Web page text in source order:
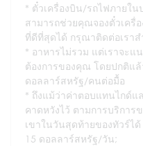
ตั๋วเครื่องบิน/รถไฟภายใน
สามารถช่วยคุณจองตั๋วเครื่
ที่ดีที่สุดได้ กรุณาติดต่อเราส
อาหารไม่รวม แต่เราจะ
ต้องการของคุณ โดยปกติแ
ดอลลาร์สหรัฐ/คนต่อมื้อ
ถึงแม้ว่าค่าตอบแทนไกด์แ
คาดหวังไว้ ตามการบริการ
เขาในวันสุดท้ายของทัวร์ไ
15 ดอลลาร์สหรัฐ/วัน;